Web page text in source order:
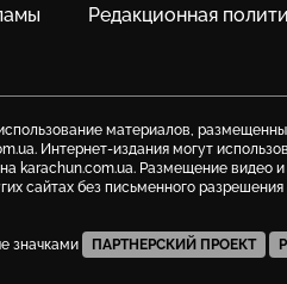
Редакционная
материалов,
Интернет-издания могут
karachun.com.ua. Размещение видео
сайтах без письменного
значками ПАРТНЕРСКИЙ ПРОЕКТ